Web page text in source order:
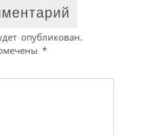
опубликован.
*